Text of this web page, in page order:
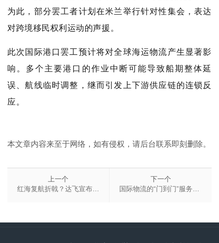
为此，部分罢工者计划在米兰举行针对性集会，表达
对跨境移民权利运动的声援。
此次国际港口罢工预计将对全球海运物流产生显著影
响。多个主要港口的作业中断可能导致船期整体延
误、航线临时调整，继而引发上下游供应链的连锁反
应。
本文章内容来至于网络，如有侵权，请后台联系即刻删除。
上一个
下一个